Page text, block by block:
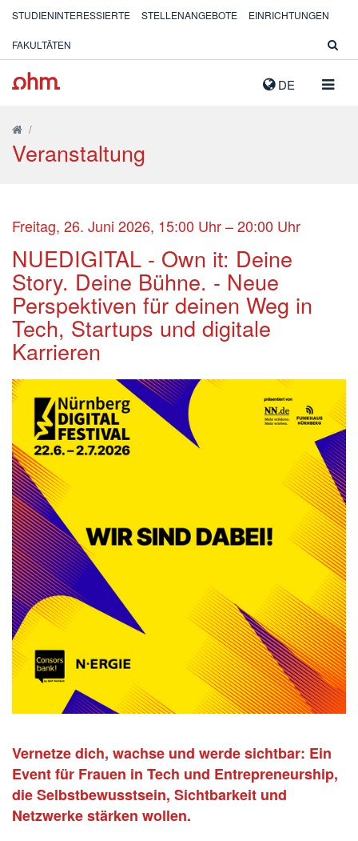
DE
STUDIENINTERESSIERTE STELLENANGEBOTE EINRICHTUNGEN
FAKULTÄTEN
/
Veranstaltung
Freitag, 26. Juni 2026, 15:00 Uhr – 20:00 Uhr
NUEDIGITAL - Own it: Deine
Story. Deine Bühne. - Neue
Perspektiven für deinen Weg in
Tech, Startups und digitale
Karrieren
Vernetze dich, wachse und werde sichtbar: Ein
Event für Frauen in Tech und Entrepreneurship,
die Selbstbewusstsein, Sichtbarkeit und
Netzwerke stärken wollen.